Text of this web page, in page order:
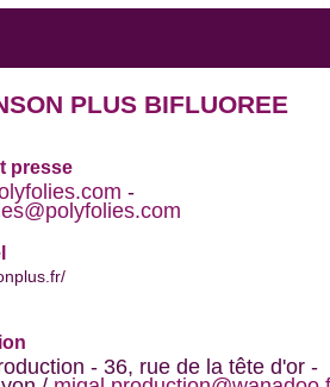
PLUS BIFLUOREE
presse
-
- 36, rue de la tête d'or -